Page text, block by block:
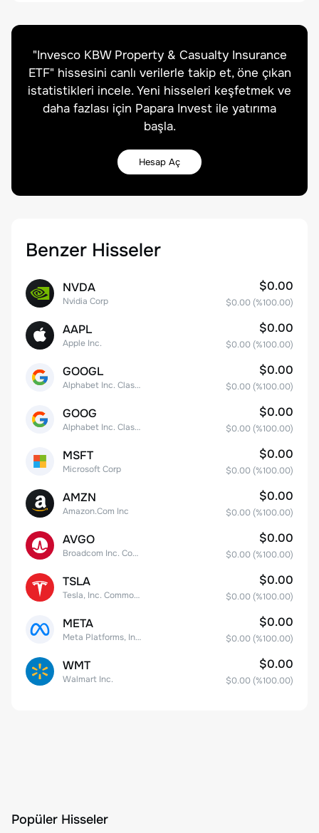
"Invesco KBW Property & Casualty Insurance
ETF" hissesini canlı verilerle takip et, öne çıkan
istatistikleri incele. Yeni hisseleri keşfetmek ve
daha fazlası için Papara Invest ile yatırıma
başla.
Hesap Aç
Benzer Hisseler
NVDA
Nvidia Corp
$0.00
$0.00 (%100.00)
AAPL
Apple Inc.
$0.00
$0.00 (%100.00)
GOOGL
Alphabet Inc. Class A Common Stock
$0.00
$0.00 (%100.00)
GOOG
Alphabet Inc. Class C Capital Stock
$0.00
$0.00 (%100.00)
MSFT
Microsoft Corp
$0.00
$0.00 (%100.00)
AMZN
Amazon.Com Inc
$0.00
$0.00 (%100.00)
AVGO
Broadcom Inc. Common Stock
$0.00
$0.00 (%100.00)
TSLA
Tesla, Inc. Common Stock
$0.00
$0.00 (%100.00)
META
Meta Platforms, Inc. Class A Common Stock
$0.00
$0.00 (%100.00)
WMT
Walmart Inc.
$0.00
$0.00 (%100.00)
Popüler Hisseler